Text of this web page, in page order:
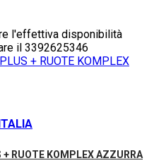
l'effettiva disponibilità
il 3392625346
+ RUOTE KOMPLEX AZZURRA